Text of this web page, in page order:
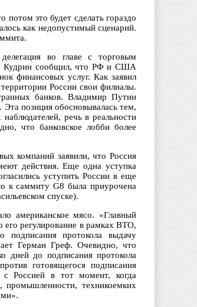
потом это будет сделать гораздо
как недопустимый сценарий.
во главе с торговым
Кудрин сообщил, что РФ и США
финансовых услуг. Как заявил
России свои филиалы.
банков. Владимир Путин
позиция обосновывалась тем,
речь в реальности
что банковское лобби более
компаний заявили, что Россия
действия. Еще одна уступка
уступить России в еще
к саммиту G8 была приурочена
спуске).
американское мясо. «Главный
его регулирование в рамках ВТО,
подписания протокола выдачу
Герман Греф. Очевидно, что
дней до подписания протокола
готовящегося подписания
с Россией в тот момент, когда
промышленности, техникоемких